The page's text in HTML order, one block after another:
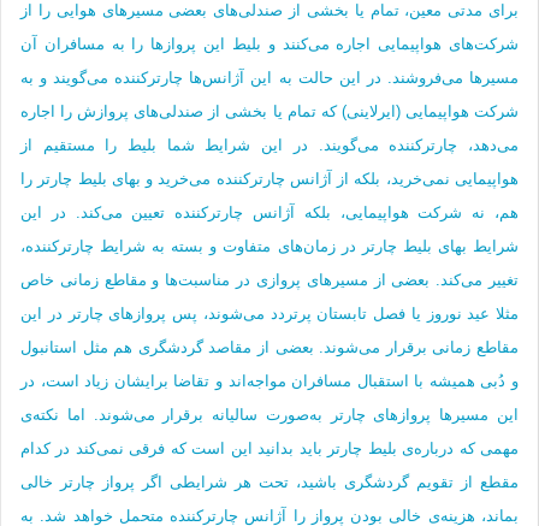
برای مدتی معین، تمام یا بخشی از صندلی‌های بعضی مسیرهای هوایی را از
شرکت‌های هواپیمایی اجاره می‌کنند و بلیط این پروازها را به مسافران آن
مسیرها می‌فروشند. در این حالت به این آژانس‌ها چارترکننده می‌گویند و به
شرکت هواپیمایی (ایرلاینی) که تمام یا بخشی از صندلی‌های پروازش را اجاره
می‌دهد، چارترکننده می‌گویند. در این شرایط شما بلیط را مستقیم از
هواپیمایی نمی‌خرید، بلکه از آژانس چارترکننده می‌خرید و بهای بلیط چارتر را
هم، نه شرکت هواپیمایی، بلکه آژانس چارترکننده تعیین می‌کند. در این
شرایط بهای بلیط چارتر در زمان‌های متفاوت و بسته به شرایط چارترکننده،
تغییر می‌کند. بعضی از مسیرهای پروازی در مناسبت‌ها و مقاطع زمانی خاص
مثلا عید نوروز یا فصل تابستان‌ پرتردد می‌شوند، پس پروازهای چارتر در این
مقاطع زمانی برقرار می‌شوند. بعضی از مقاصد گردشگری هم مثل استانبول
و دُبی همیشه با استقبال مسافران مواجه‌اند و تقاضا برایشان زیاد است، در
این مسیرها پروازهای چارتر به‌صورت سالیانه برقرار می‌شوند. اما نکته‌ی
مهمی که درباره‌ی بلیط چارتر باید بدانید این است که فرقی نمی‌کند در کدام
مقطع از تقویم گردشگری باشید، تحت هر شرایطی اگر پرواز چارتر خالی
بماند، هزینه‌ی خالی بودن پرواز را آژانس چارترکننده متحمل خواهد شد. به